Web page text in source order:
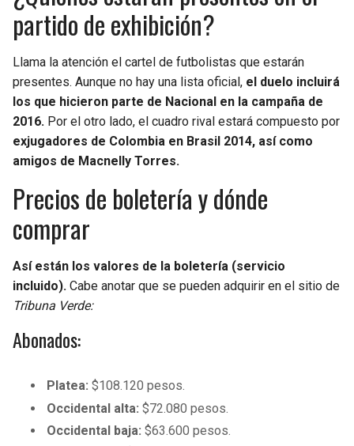
partido de exhibición?
Llama la atención el cartel de futbolistas que estarán
presentes. Aunque no hay una lista oficial, el duelo incluirá
los que hicieron parte de Nacional en la campaña de
2016. Por el otro lado, el cuadro rival estará compuesto por
exjugadores de Colombia en Brasil 2014, así como
amigos de Macnelly Torres.
Precios de boletería y dónde
comprar
Así están los valores de la boletería (servicio
incluido). Cabe anotar que se pueden adquirir en el sitio de
Tribuna Verde:
Abonados:
Platea:$108.120 pesos.
Occidental alta:$72.080 pesos.
Occidental baja:$63.600 pesos.